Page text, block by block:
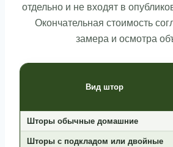
отдельно и не входят в
Окончательная стоимость
замера и осмотра
Вид штор
Шторы обычные домашние
Шторы с подкладом или двойные